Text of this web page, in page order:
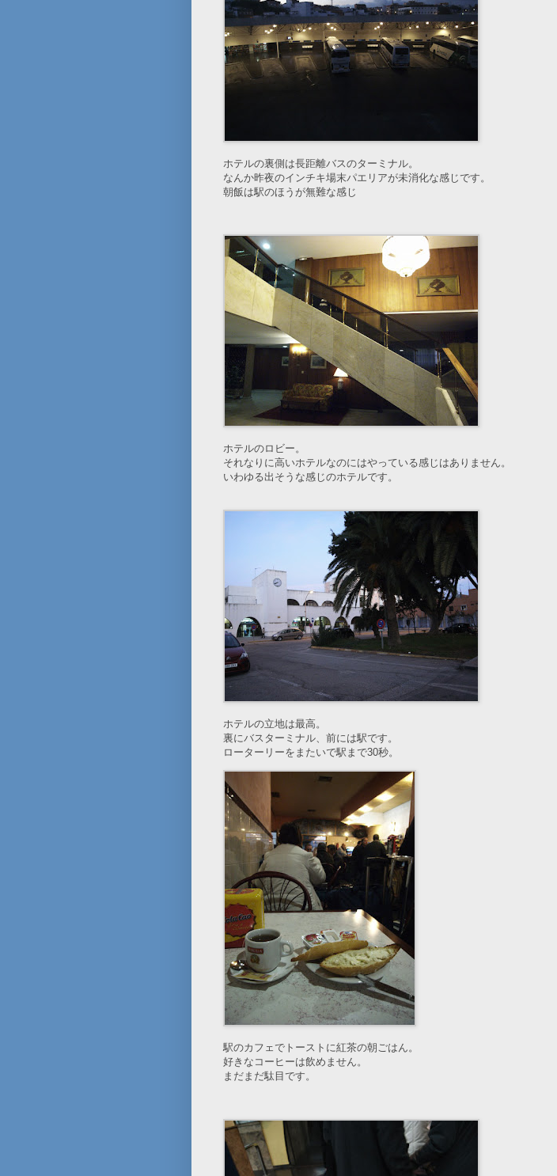
ホテルの裏側は長距離バスのターミナル。
なんか昨夜のインチキ場末パエリアが未消化な感じです。
朝飯は駅のほうが無難な感じ
ホテルのロビー。
それなりに高いホテルなのにはやっている感じはありません。
いわゆる出そうな感じのホテルです。
ホテルの立地は最高。
裏にバスターミナル、前には駅です。
ローターリーをまたいで駅まで30秒。
駅のカフェでトーストに紅茶の朝ごはん。
好きなコーヒーは飲めません。
まだまだ駄目です。